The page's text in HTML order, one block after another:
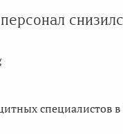
специалистов